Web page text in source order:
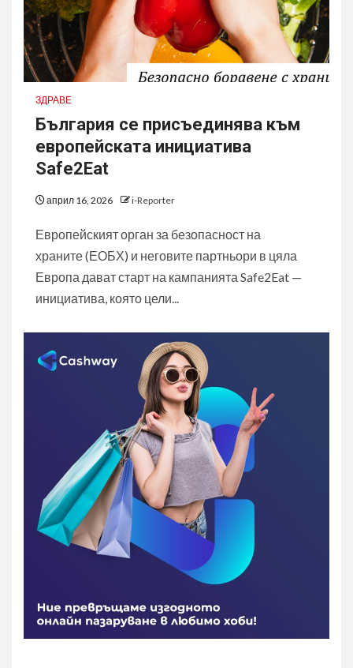
ЗДРАВЕ
България се присъединява към
европейската инициатива
Safe2Eat
април 16, 2026 i-Reporter
Европейският орган за безопасност на
храните (ЕОБХ) и неговите партньори в цяла
Европа дават старт на кампанията Safe2Eat —
инициатива, която цели...